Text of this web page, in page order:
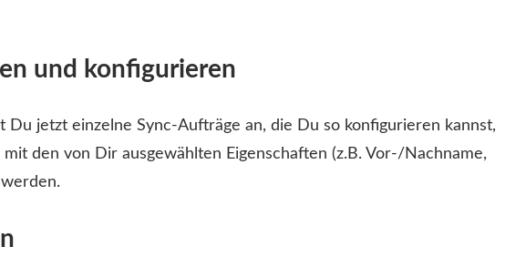
und konfigurieren
Du jetzt einzelne Sync-Aufträge an, die Du so konfigurieren kannst,
den von Dir ausgewählten Eigenschaften (z.B. Vor-/Nachname,